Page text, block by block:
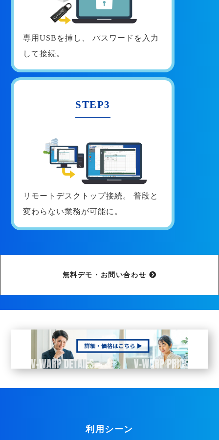
専用USBを挿し、
パスワードを入力
して接続。
STEP3
リモートデスクトップ接続。
普段と
変わらない業務が可能に。
無料デモ・お問い合わせ
利用シーン